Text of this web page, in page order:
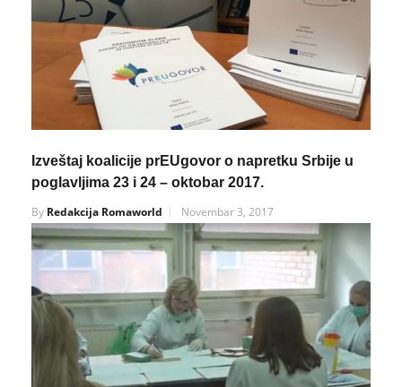
Izveštaj koalicije prEUgovor o napretku Srbije u
poglavljima 23 i 24 – oktobar 2017.
By Redakcija Romaworld Novembar 3, 2017